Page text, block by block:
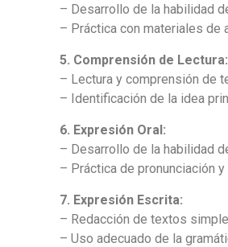
– Desarrollo de la habilidad
– Práctica con materiales de
5. Comprensión de Lectura:
– Lectura y comprensión de
– Identificación de la idea
6. Expresión Oral:
– Desarrollo de la habilidad
– Práctica de pronunciación y
7. Expresión Escrita:
– Redacción de textos
– Uso adecuado de la